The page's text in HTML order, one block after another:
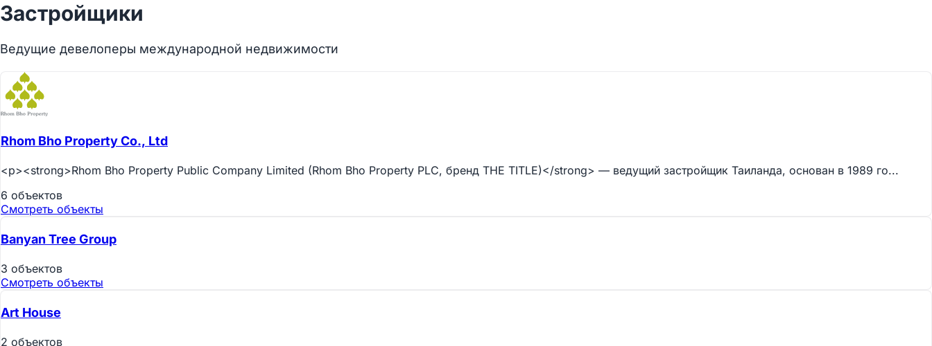
Застройщики
Ведущие девелоперы международной недвижимости
Rhom Bho Property Co., Ltd
<p><strong>Rhom Bho Property Public Company Limited (Rhom Bho Property PLC, бренд THE TITLE)</strong> — ведущий застройщик Таиланда, основан в 1989 го...
6 объектов
Смотреть объекты
Banyan Tree Group
3 объектов
Смотреть объекты
Art House
2 объектов